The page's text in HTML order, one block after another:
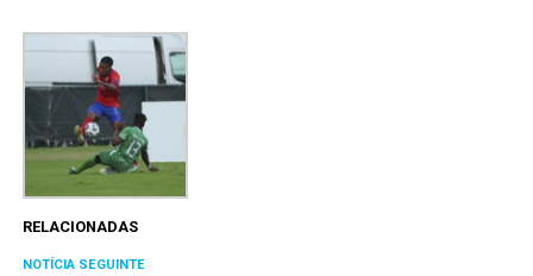
RELACIONADAS
NOTÍCIA SEGUINTE